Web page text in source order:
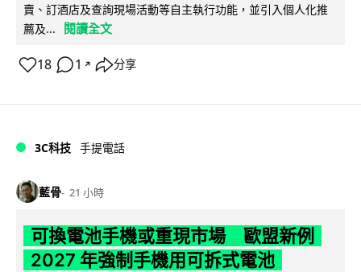
賣、訂酒店及查詢現場活動等自主執行功能，並引入個人化推
薦及...
閱讀全文
18 1 ↗ 分享
3C科技 手提電話
藍骨 21 小時
可換電池手機或重現市場 歐盟新例
2027 年強制手機用可拆式電池